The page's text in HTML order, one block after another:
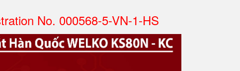
No. 000568-5-VN-1-HS